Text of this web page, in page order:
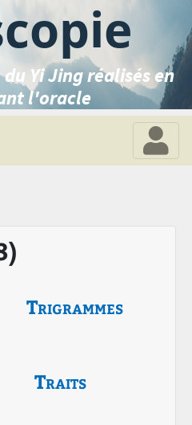
du Yi Jing réalisés en
l'oracle
Trigrammes
Traits